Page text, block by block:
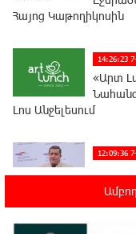
Հայոց Կաթողիկոսին
14:26:23
«Արտ
Լոս Անջելեսում
12:09:36